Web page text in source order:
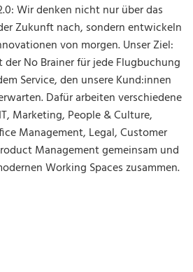
Wir denken nicht nur über das
Zukunft nach, sondern entwickeln
von morgen. Unser Ziel:
der No Brainer für jede Flugbuchung
Service, den unsere Kund:innen
Dafür arbeiten verschiedene
Marketing, People & Culture,
Management, Legal, Customer
Management gemeinsam und
Working Spaces zusammen.